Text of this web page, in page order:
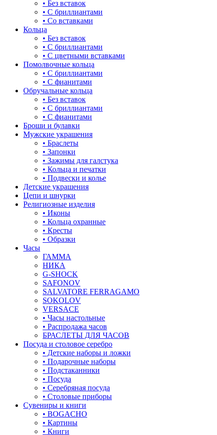
звезды
знаки зодиака
капля
квадрат (куб)
клевер
корона
кошки
круг (шар)
крылья и перья
листья
ловец снов
лошадки и единороги
лягушки
медведь
музыка
мышки
обереги
один камень
под гравировку
подкова
• Без вставок
• С бриллиантами
• Со вставками
Кольца
• Без вставок
• С бриллиантами
• С цветными вставками
Помолвочные кольца
• С бриллиантами
• С фианитами
Обручальные кольца
• Без вставок
• С бриллиантами
• С фианитами
Броши и булавки
Мужские украшения
• Браслеты
• Запонки
• Зажимы для галстука
• Кольца и печатки
• Подвески и колье
Детские украшения
Цепи и шнурки
Религиозные изделия
• Иконы
• Кольца охранные
• Кресты
• Образки
Часы
ГАММА
НИКА
G-SHOCK
SAFONOV
SALVATORE FERRAGAMO
SOKOLOV
VERSACE
• Часы настольные
• Распродажа часов
БРАСЛЕТЫ ДЛЯ ЧАСОВ
Посуда и столовое серебро
• Детские наборы и ложки
• Подарочные наборы
• Подстаканники
• Посуда
• Серебряная посуда
• Столовые приборы
Сувениры и книги
• BOGACHO
• Картины
• Книги